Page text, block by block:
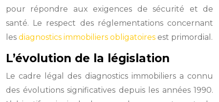
pour répondre aux exigences de sécurité et de
santé. Le respect des réglementations concernant
les diagnostics immobiliers obligatoires est primordial.
L’évolution de la législation
Le cadre légal des diagnostics immobiliers a connu
des évolutions significatives depuis les années 1990.